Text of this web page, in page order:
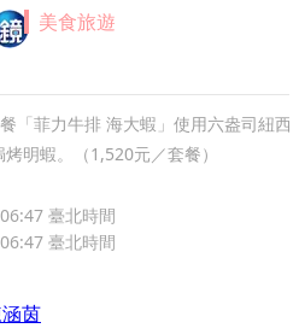
美食旅遊
「菲力牛排 海大蝦」使用六盎司紐西
明蝦。（1,520元／套餐）
臺北時間
臺北時間
茵